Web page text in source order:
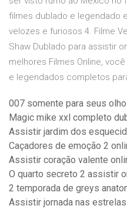
filmes dublado e legendado
velozes e furiosos 4. Filme
Shaw Dublado para assistir
melhores Filmes Online,
e legendados completos
007 somente para seus
Magic mike xxl completo
Assistir jardim dos
Caçadores de emoção 2
Assistir coração valente
O quarto secreto 2 assistir
2 temporada de greys
Assistir jornada nas